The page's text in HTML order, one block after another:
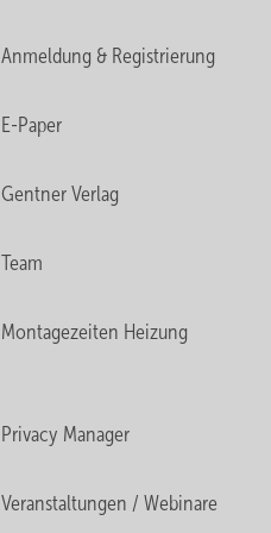
Anmeldung & Registrierung
E-Paper
Gentner Verlag
Team
Montagezeiten Heizung
Privacy Manager
Veranstaltungen / Webinare